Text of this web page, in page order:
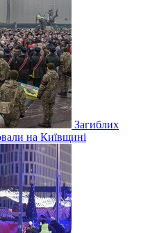
Загиблих
на Київщині